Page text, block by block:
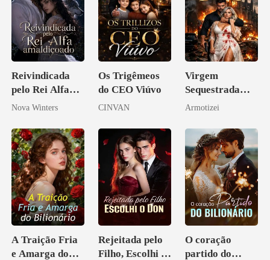
Reivindicada
pelo Rei Alfa
amaldiçoado
Nova Winters
Os Trigêmeos
do CEO Viúvo
CINVAN
Virgem
Sequestrada
pelo Mafioso
CONTRATO
DE SANGUE
Armotizei
A Traição Fria
e Amarga do
Rejeitada pelo
Filho, Escolhi o
O coração
partido do